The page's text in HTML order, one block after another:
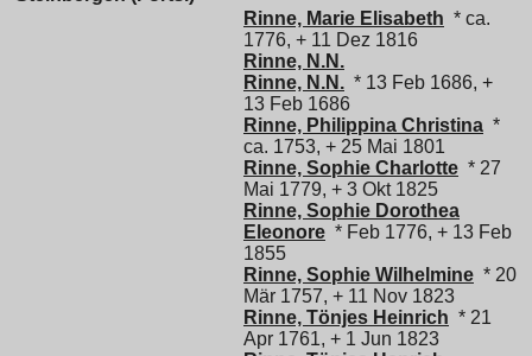
Rinne, Marie Elisabeth * ca.
1776, + 11 Dez 1816
Rinne, N.N.
Rinne, N.N. * 13 Feb 1686, +
13 Feb 1686
Rinne, Philippina Christina *
ca. 1753, + 25 Mai 1801
Rinne, Sophie Charlotte * 27
Mai 1779, + 3 Okt 1825
Rinne, Sophie Dorothea
Eleonore * Feb 1776, + 13 Feb
1855
Rinne, Sophie Wilhelmine * 20
Mär 1757, + 11 Nov 1823
Rinne, Tönjes Heinrich * 21
Apr 1761, + 1 Jun 1823